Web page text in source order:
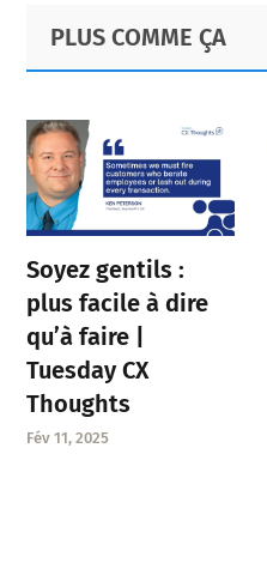
Primary
Sidebar
Footer
PLUS COMME ÇA
Soyez gentils :
plus facile à dire
qu’à faire |
Tuesday CX
Thoughts
Fév 11, 2025